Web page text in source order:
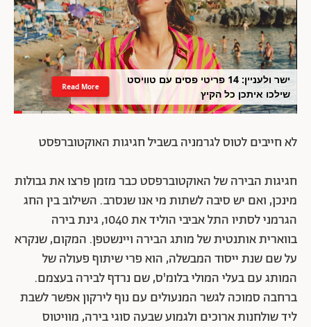
ישר ולעניין: 14 פריטי פסים עם טוויסט
שילכו איתכן כל הקיץ
Read More
לא חייבים לטוס לגרמניה בשביל חגיגות האוקטוברפסט
חגיגות הבירה של האוקטוברפסט כבר מזמן פרצו את גבולות
מינכן, ואם יש סיבה לשתות מי אנו שנסרב. השילוב בין החג
הגרמני לסתיו התל אביבי הוליד את 1040, גינת בירה
בווארית אותנטית של מותג הבירה ויינשטפן. המקום, שנקרא
על שם שנת ייסוד המבשלה, הוא פרי שיתוף פעולה של
המותג עם בעלי המולי בלומ'ס, שם נרדף לבירה בעצמם.
ברחבה סמוכה לגשר המנעולים עם נוף לירקון אפשר לשבת
ליד שולחנות ארוכים ולגמוע שבעה סוגי בירה, מוויטוס